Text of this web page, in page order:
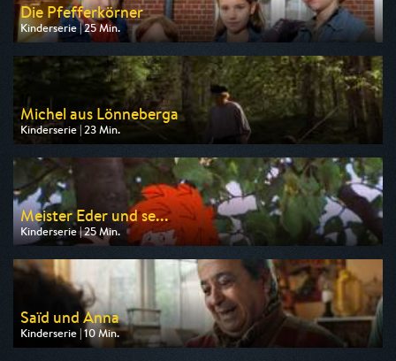
Die Pfefferkörner
Kinderserie | 25 Min.
Ausgestrahlt von ARD
am 08.08.2026, 08:55
Michel aus Lönneberga
Kinderserie | 23 Min.
Ausgestrahlt von ZDF
am 09.08.2026, 08:40
Meister Eder und se...
Kinderserie | 25 Min.
Ausgestrahlt von MDR
am 08.08.2026, 07:00
Saïd und Anna
Kinderserie | 10 Min.
Ausgestrahlt von KiKA